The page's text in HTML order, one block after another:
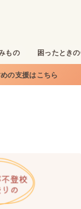
もの 困ったとき
の支援はこちら